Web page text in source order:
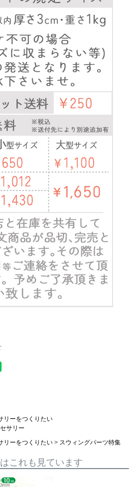
リーをつくりたい
サリー
リーをつくりたい スウィングパーツ特集
これも見ています